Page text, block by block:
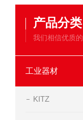
产品分类
我们相信优质
工业器材
KITZ